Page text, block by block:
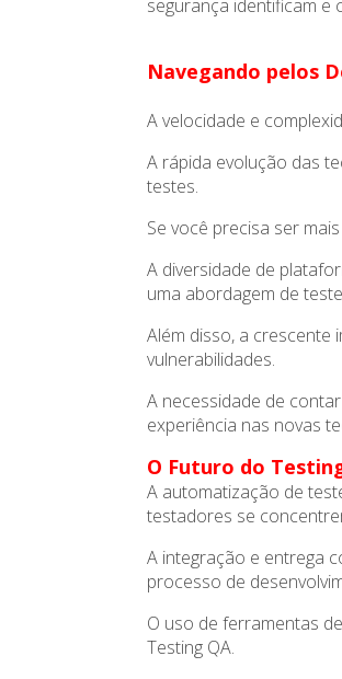
segurança identificam e
Navegando pelos
A velocidade e
A rápida evolução das
testes.
Se você precisa ser
A diversidade de
uma abordagem de
Além disso, a crescente
vulnerabilidades.
A necessidade de
experiência nas novas
O Futuro do
A automatização de
testadores se
A integração e entrega
processo de
O uso de ferramentas
Testing QA.